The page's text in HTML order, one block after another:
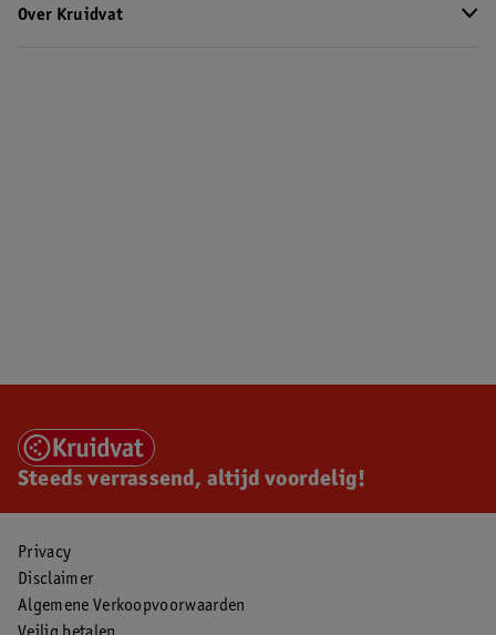
Over Kruidvat
Steeds verrassend, altijd voordelig!
Privacy
Disclaimer
Algemene Verkoopvoorwaarden